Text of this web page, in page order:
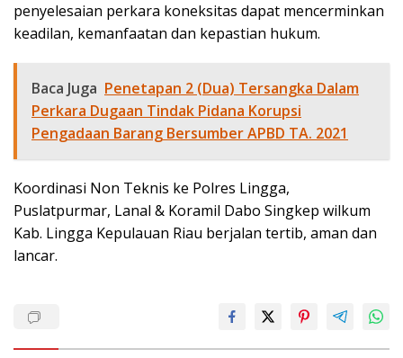
penyelesaian perkara koneksitas dapat mencerminkan
keadilan, kemanfaatan dan kepastian hukum.
Baca Juga Penetapan 2 (Dua) Tersangka Dalam
Perkara Dugaan Tindak Pidana Korupsi
Pengadaan Barang Bersumber APBD TA. 2021
Koordinasi Non Teknis ke Polres Lingga,
Puslatpurmar, Lanal & Koramil Dabo Singkep wilkum
Kab. Lingga Kepulauan Riau berjalan tertib, aman dan
lancar.